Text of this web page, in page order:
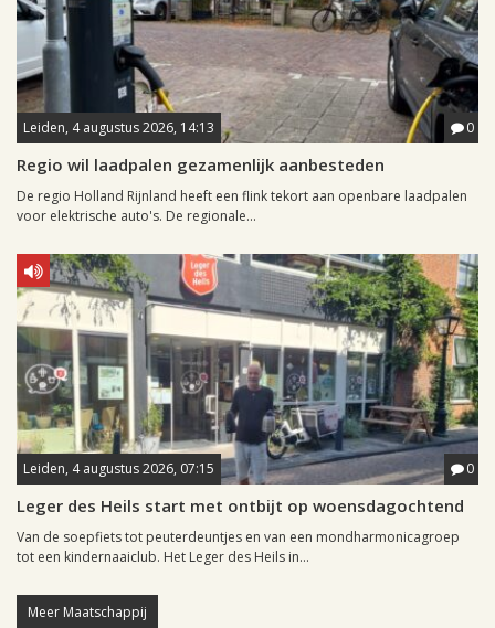
Leiden, 4 augustus 2026, 14:13 0
Regio wil laadpalen gezamenlijk aanbesteden
De regio Holland Rijnland heeft een flink tekort aan openbare laadpalen
voor elektrische auto's. De regionale...
Leiden, 4 augustus 2026, 07:15 0
Leger des Heils start met ontbijt op woensdagochtend
Van de soepfiets tot peuterdeuntjes en van een mondharmonicagroep
tot een kindernaaiclub. Het Leger des Heils in...
Meer Maatschappij